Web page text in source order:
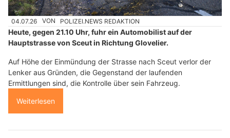
04.07.26 VON POLIZEI.NEWS REDAKTION
Heute, gegen 21.10 Uhr, fuhr ein Automobilist auf der
Hauptstrasse von Sceut in Richtung Glovelier.
Auf Höhe der Einmündung der Strasse nach Sceut verlor der
Lenker aus Gründen, die Gegenstand der laufenden
Ermittlungen sind, die Kontrolle über sein Fahrzeug.
Weiterlesen